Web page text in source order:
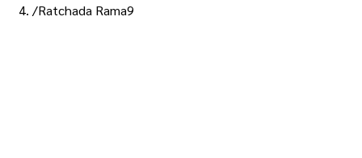
/Ratchada Rama9